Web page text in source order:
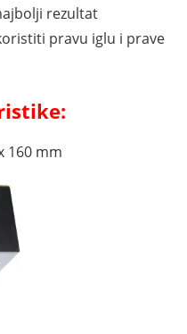
rezultat
pravu iglu i prave
160 mm